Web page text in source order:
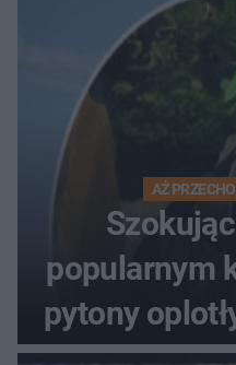
AŻ
popularnym
pytony